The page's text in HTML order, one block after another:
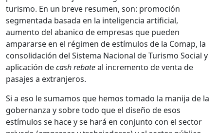
turismo. En un breve resumen, son: promoción
segmentada basada en la inteligencia artificial,
aumento del abanico de empresas que pueden
ampararse en el régimen de estímulos de la Comap, la
consolidación del Sistema Nacional de Turismo Social y
aplicación decash rebateal incremento de venta de
pasajes a extranjeros.
Si a eso le sumamos que hemos tomado la manija de la
gobernanza y sobre todo que el diseño de esos
estímulos se hace y se hará en conjunto con el sector